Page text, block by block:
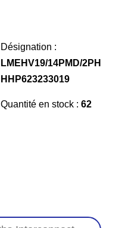
Désignation :
LMEHV19/14PMD/2PH
HHP623233019
Quantité en stock : 62